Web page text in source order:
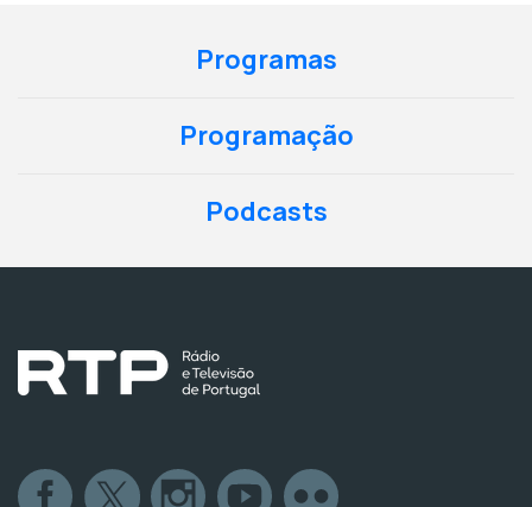
Programas
Programação
Podcasts